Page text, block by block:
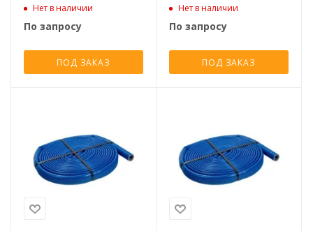
Нет в наличии
По запросу
ПОД ЗАКАЗ
Нет в наличии
По запросу
ПОД ЗАКАЗ